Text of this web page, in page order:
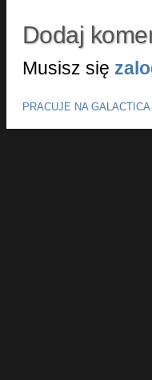
Dodaj
Musisz się
PRACUJE NA GALACTICA|